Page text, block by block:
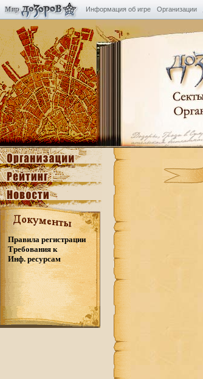
Информация об игре Организации
Правила регистрации
Требования к
Инф. ресурсам